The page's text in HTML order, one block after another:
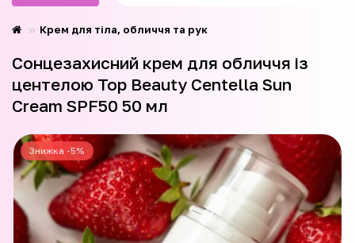
Крем для тіла, обличчя та рук
Сонцезахисний крем для обличчя із
центелою Top Beauty Centella Sun
Cream SPF50 50 мл
Знижка -5%